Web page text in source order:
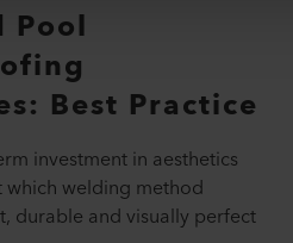
Pool
Best Practice
investment in aesthetics
welding method
durable and visually perfect